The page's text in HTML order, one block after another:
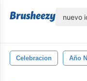
Celebracion Año